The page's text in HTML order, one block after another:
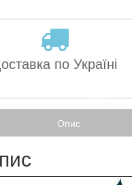
по Україні
Опис